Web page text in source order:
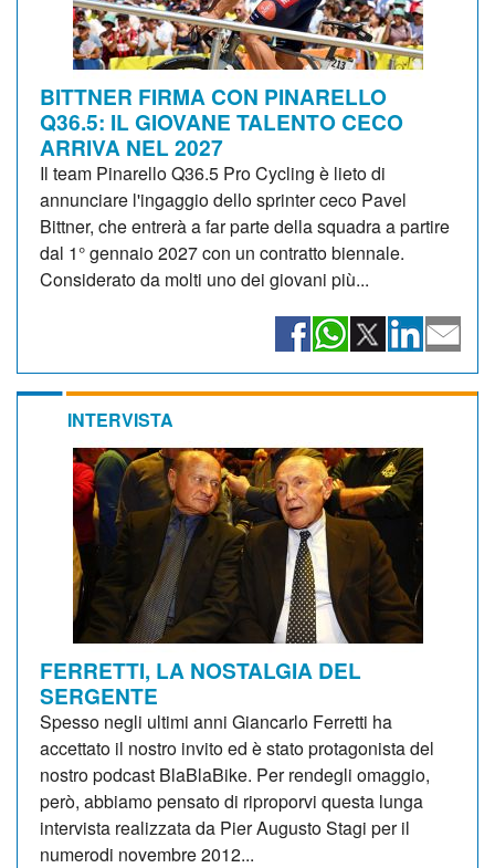
BITTNER FIRMA CON PINARELLO
Q36.5: IL GIOVANE TALENTO CECO
ARRIVA NEL 2027
Il team Pinarello Q36.5 Pro Cycling è lieto di
annunciare l'ingaggio dello sprinter ceco Pavel
Bittner, che entrerà a far parte della squadra a partire
dal 1° gennaio 2027 con un contratto biennale.
Considerato da molti uno dei giovani più...
INTERVISTA
FERRETTI, LA NOSTALGIA DEL
SERGENTE
Spesso negli ultimi anni Giancarlo Ferretti ha
accettato il nostro invito ed è stato protagonista del
nostro podcast BlaBlaBike. Per rendegli omaggio,
però, abbiamo pensato di riproporvi questa lunga
intervista realizzata da Pier Augusto Stagi per il
numerodi novembre 2012...